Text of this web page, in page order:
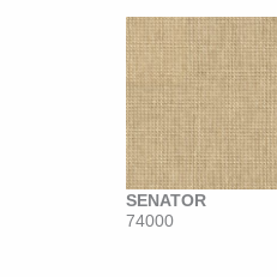
SENATOR
74000